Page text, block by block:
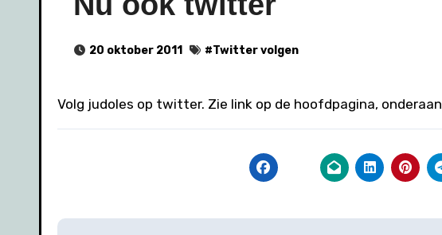
20 oktober 2011 #Twitter volgen
Volg judoles op twitter. Zie link op de hoofdpagina, onderaan